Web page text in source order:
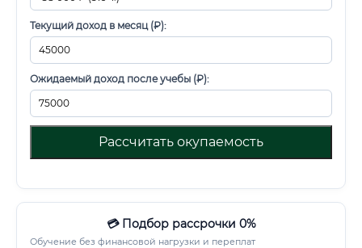
Текущий доход в месяц (₽):
Ожидаемый доход после учебы (₽):
Рассчитать окупаемость
💳 Подбор рассрочки 0%
Обучение без финансовой нагрузки и переплат